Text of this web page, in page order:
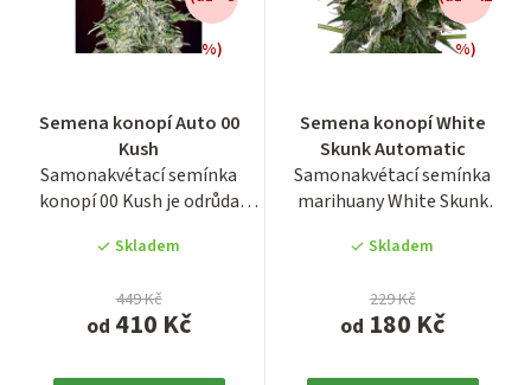
Semena konopí Auto 00
Kush
Samonakvétací semínka
konopí 00 Kush je odrůda
indika...
hodnocení
produktu
je
4,3
z
hvězdiček.
Skladem
od 410 Kč
449 Kč
%)
Semena konopí White
Skunk Automatic
Samonakvétací semínka
marihuany White Skunk
seedbanky...
hodnocení
produktu
je
3,9
z
hvězdiček.
Skladem
od 180 Kč
229 Kč
%)